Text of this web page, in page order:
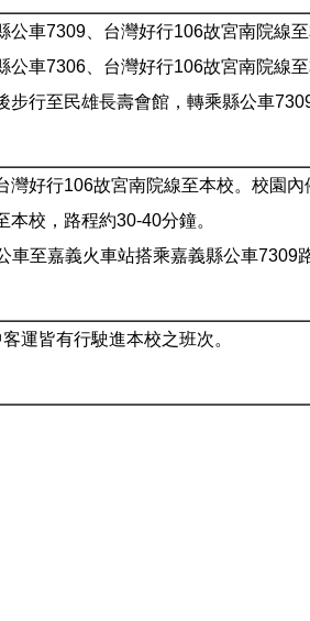
公車7309、台灣好行106故宮南院線
公車7306、台灣好行106故宮南院線
步行至民雄長壽會館，轉乘縣公車
灣好行106故宮南院線至本校。校園
校，路程約30-40分鐘。
車至嘉義火車站搭乘嘉義縣公車7309
運皆有行駛進本校之班次。